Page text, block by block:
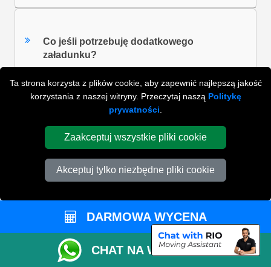
Ta strona korzysta z plików cookie, aby zapewnić najlepszą jakość
korzystania z naszej witryny. Przeczytaj naszą Politykę
prywatności
Zaakceptuj wszystkie pliki cookie
Akceptuj tylko niezbędne pliki cookie
Co jeśli potrzebuję dodatkowego
załadunku?
W jaki sposób zapłacę pozostały bilans?
Czy powinienem dać napiwek kierowcy?
ZOBACZ WSZYSTKIE FAQ'S
WYSZUKAJ W NAJCZĘŚCIEJ ZADAWANYCH
DARMOWA WYCENA
CHAT NA WHATSAPP